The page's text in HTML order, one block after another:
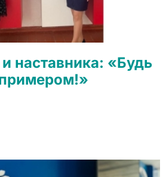
и наставника: «Будь